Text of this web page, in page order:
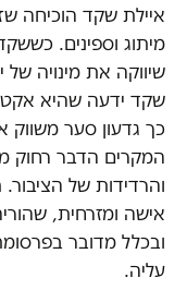
איילת שקד הוכיחה
מיתוג וספינים.
שיווקה את מינויה של
שקד ידעה שהיא
כך גדעון סער משווק
המקרים הדבר רחוק
והרדידות של
ובכלל מדובר
עליה.